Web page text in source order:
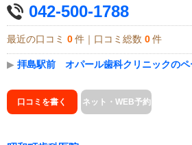
042-500-1788
最近の口コミ 0 件｜口コミ総数 0 件
▶ 拝島駅前 オパール歯科クリニックのペ
口コミを書く ネット・WEB予約